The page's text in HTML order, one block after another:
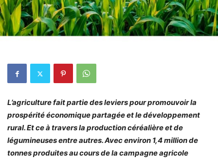
L’agriculture fait partie des leviers pour promouvoir la
prospérité économique partagée et le développement
rural. Et ce à travers la production céréalière et de
légumineuses entre autres. Avec environ 1,4 million de
tonnes produites au cours de la campagne agricole